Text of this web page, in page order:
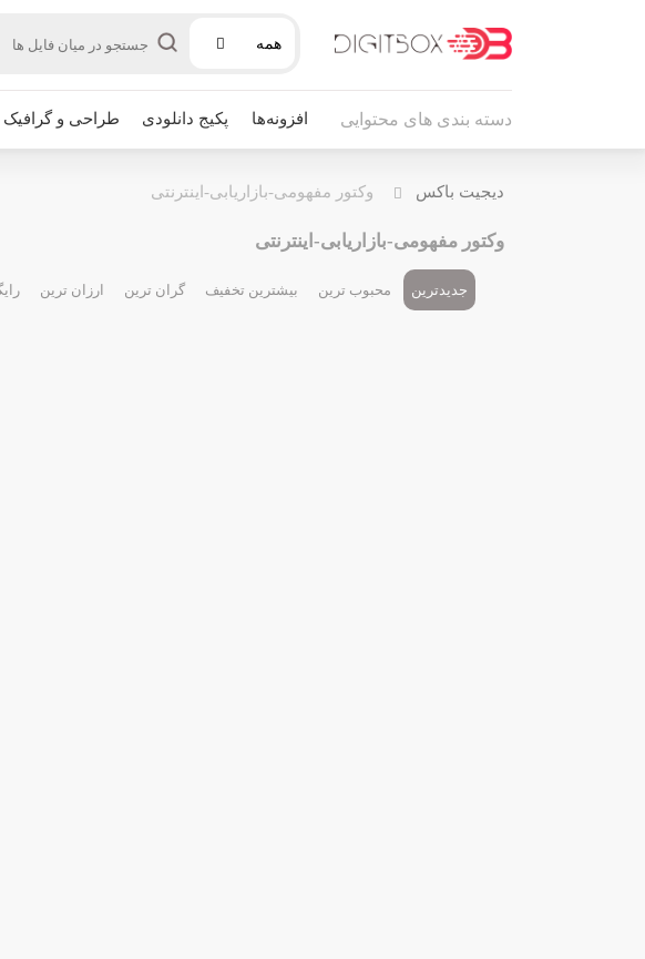
همه
دسته بندی های محتوایی افزونه‌ها پکیج دانلودی طراحی و گرافیک
دیجیت باکس وکتور مفهومی-بازاریابی-اینترنتی
وکتور مفهومی-بازاریابی-اینترنتی
جدیدترین محبوب ترین بیشترین تخفیف گران ترین ارزان ترین